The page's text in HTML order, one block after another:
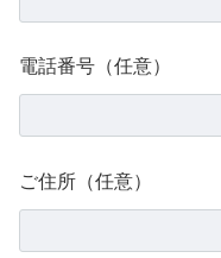
電話番号（任意）
ご住所（任意）